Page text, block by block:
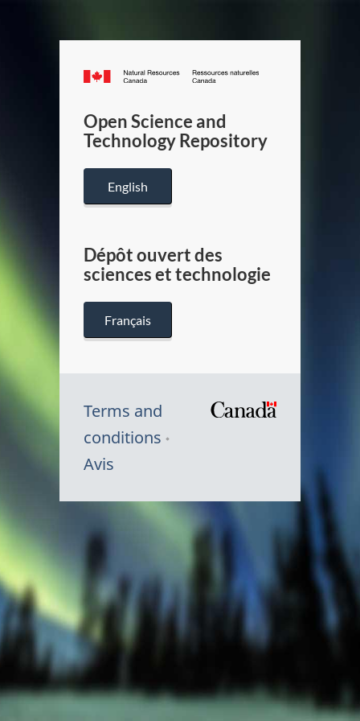
Canada.ca
/
Canada
Open Science and
Technology Repository
English
Dépôt ouvert des
sciences et technologie
Français
Terms and
conditions
Avis
Canada